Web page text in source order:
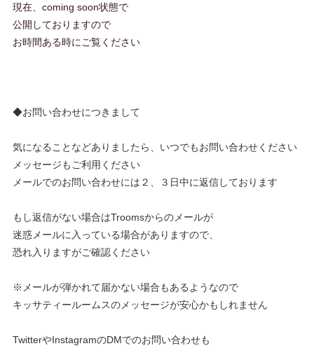
現在、coming soon状態で
公開しておりますので
お時間ある時にご覧ください
◆お問い合わせにつきまして
気になることなどありましたら、いつでもお問い合わせください
メッセージもご利用ください
メールでのお問い合わせには２、３日中に返信しております
もし返信がない場合はTroomsからのメールが
迷惑メールに入っている場合がありますので、
恐れ入りますがご確認ください
※メールが弾かれて届かない場合もあるようなので
キッサティールームスのメッセージが安心かもしれません
TwitterやInstagramのDMでのお問い合わせも